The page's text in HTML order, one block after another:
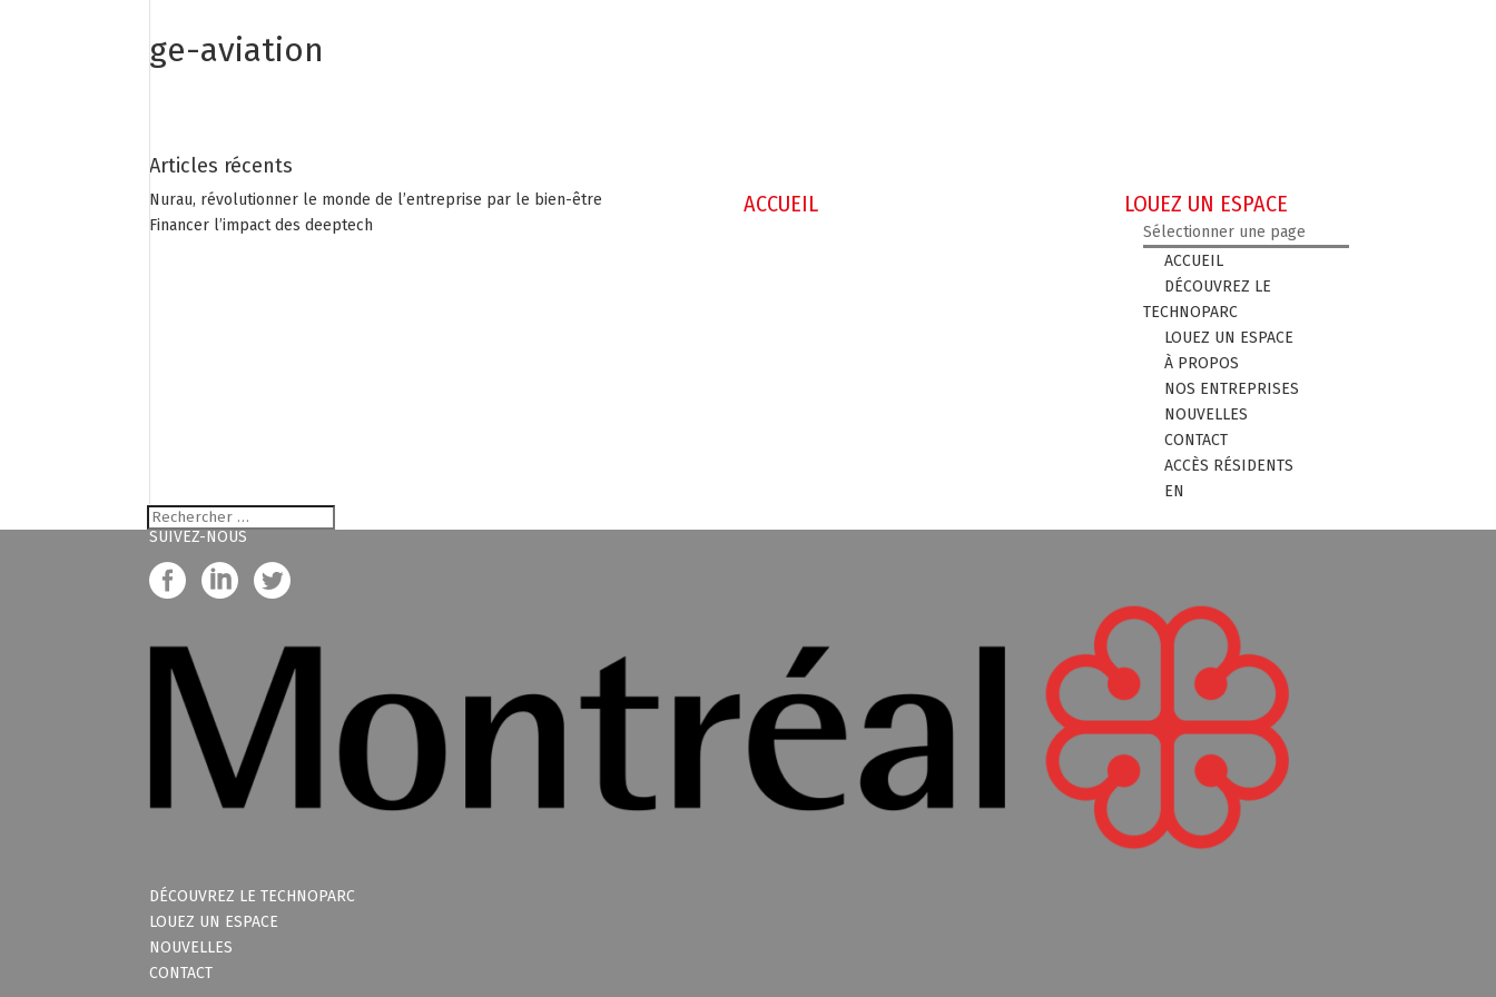
ACCUEIL LOUEZ UN ESPACE
Sélectionner une page
ACCUEIL
DÉCOUVREZ LE
TECHNOPARC
LOUEZ UN ESPACE
À PROPOS
NOS ENTREPRISES
NOUVELLES
CONTACT
ACCÈS RÉSIDENTS
EN
ge-aviation
Articles récents
Nurau, révolutionner le monde de l’entreprise par le bien-être
Financer l’impact des deeptech
SUIVEZ-NOUS
DÉCOUVREZ LE TECHNOPARC
LOUEZ UN ESPACE
NOUVELLES
CONTACT